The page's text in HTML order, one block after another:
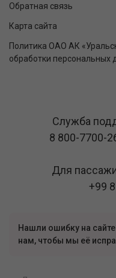
Обратная связь
Карта сайта
Политика ОАО АК
обработки персональных
Служба
8 800-7700-
Для
+99
Нашли ошибку на
нам, чтобы мы её